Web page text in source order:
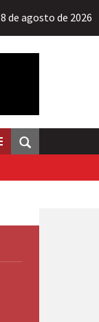
8 de agosto de 2026